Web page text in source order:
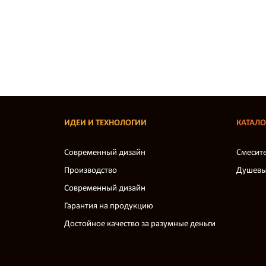
ИДЕИ И ТЕХНОЛОГИИ
Современный дизайн
Производство
Современный дизайн
Гарантия на продукцию
Достойное качество за разумные деньги